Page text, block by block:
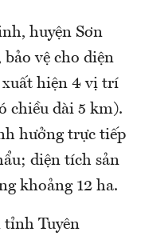
huyện Sơn
vệ cho diện
xuất hiện 4 vị trí
chiều dài 5 km).
hưởng trực tiếp
diện tích sản
khoảng 12 ha.
tỉnh Tuyên